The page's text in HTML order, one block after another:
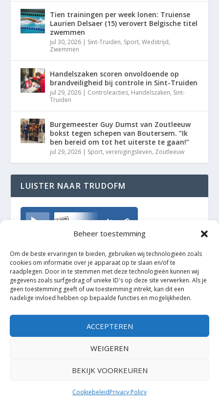
Beheer toestemming
Om de beste ervaringen te bieden, gebruiken wij technologieën zoals
cookies om informatie over je apparaat op te slaan en/of te
raadplegen. Door in te stemmen met deze technologieën kunnen wij
gegevens zoals surfgedrag of unieke ID's op deze site verwerken. Als je
geen toestemming geeft of uw toestemming intrekt, kan dit een
nadelige invloed hebben op bepaalde functies en mogelijkheden.
ACCEPTEREN
WEIGEREN
BEKIJK VOORKEUREN
CookiebeleidPrivacy Policy
Tien trainingen per week lonen: Truiense
Laurien Delsaer (15) verovert Belgische titel
zwemmen
jul 30, 2026 | Sint-Truiden, Sport,Wedstrijd,
Zwemmen
Handelszaken scoren onvoldoende op
brandveiligheid bij controle in Sint-Truiden
jul 29, 2026 | Controleacties, Handelszaken, Sint-
Truiden
Burgemeester Guy Dumst van Zoutleeuw
bokst tegen schepen van Boutersem. “Ik
ben bereid om tot het uiterste te gaan!”
jul 29, 2026 | Sport,verenigingsleven, Zoutleeuw
LUISTER NAAR TRUDOFM
TrudoFM
Elegant Themes| Mogelijk gemaakt door